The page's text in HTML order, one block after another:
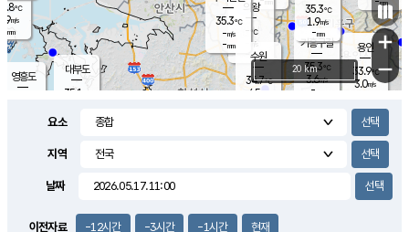
℃
m/s
mm
영흥도
용인
33.9℃
3.0m/s
mm
2.2m/s
대부도
35.1
의왕
- ℃
m/s
mm
기흥구갈
35.3℃
3.6m/s
-
35.3℃
-m/s
-mm
35.3℃
1.9m/s
-mm
수원
34.7℃
4.5 m/s
+
−
20 km
요소
지역
날짜
이전자료 -12시간 -3시간 -1시간 현재